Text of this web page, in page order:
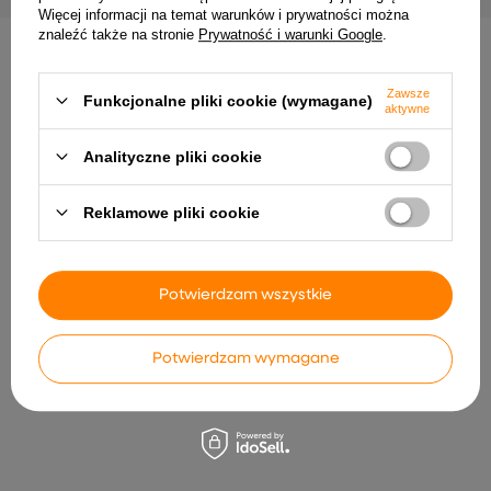
INNE PRODUKTY PRODUCENTA
MiBoxer WL-BOX2 Bramka
WiFi oświetlenia LED tuya
Smart Home
68,68 zł
DAMIK Czujnik czujka ruchu
PIR natynkowy sufitowy
Finch 360° 2000W czarny
23,51 zł
Więcej informacji na temat warunków i prywatności można
znaleźć także na stronie Prywatność i warunki Google
Funkcjonalne pliki cookie (wymagane)
Zawsze
aktywne
Analityczne pliki cookie
Reklamowe pliki cookie
Potwierdzam wymagane
Potwierdzam wszystkie